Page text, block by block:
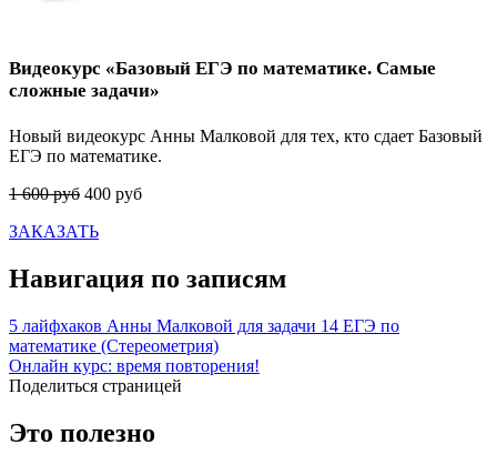
Видеокурс «Базовый ЕГЭ по математике. Самые
сложные задачи»
Новый видеокурс Анны Малковой для тех, кто сдает Базовый
ЕГЭ по математике.
1 600 руб 400 руб
ЗАКАЗАТЬ
Навигация по записям
5 лайфхаков Анны Малковой для задачи 14 ЕГЭ по
математике (Стереометрия)
Онлайн курс: время повторения!
Поделиться страницей
Это полезно